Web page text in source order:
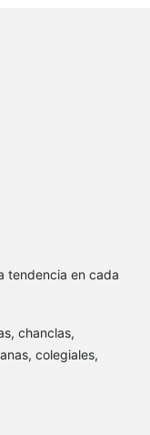
tendencia en cada
chanclas,
colegiales,